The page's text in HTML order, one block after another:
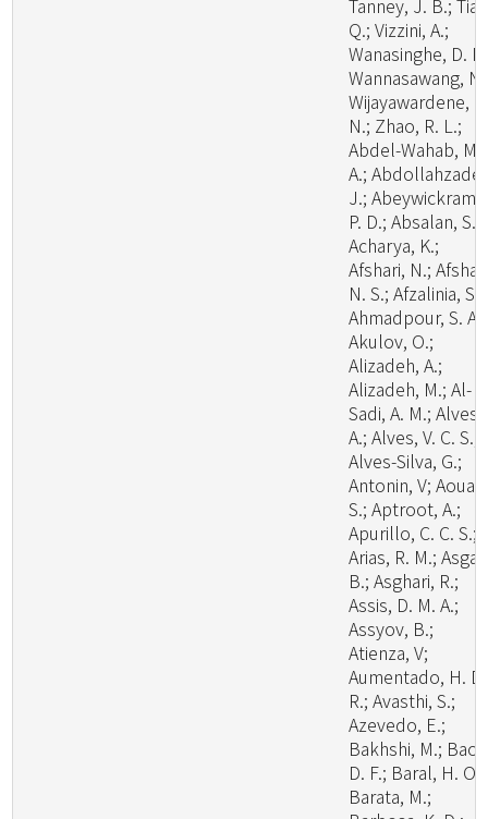
Tanney, J. B.;
Q.; Vizzini, A.;
Wanasinghe, D.
Wannasawang,
Wijayawardene,
N.; Zhao, R. L.;
Abdel-Wahab, M.
A.;
J.;
P. D.; Absalan, S.;
Acharya, K.;
Afshari, N.;
N. S.; Afzalinia, S.;
Ahmadpour, S. A.;
Akulov, O.;
Alizadeh, A.;
Alizadeh, M.; Al-
Sadi, A. M.; Alves,
A.; Alves, V. C. S.;
Alves-Silva, G.;
Antonin, V; Aouali,
S.; Aptroot, A.;
Apurillo, C. C. S.;
Arias, R. M.;
B.; Asghari, R.;
Assis, D. M. A.;
Assyov, B.;
Atienza, V;
Aumentado, H. D.
R.; Avasthi, S.;
Azevedo, E.;
Bakhshi, M.; Bao,
D. F.; Baral, H. O.;
Barata, M.;